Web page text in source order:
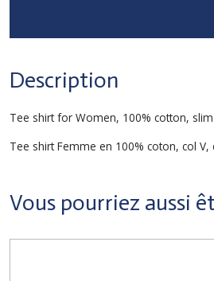
Description
Tee shirt for Women, 100% cotton,
Tee shirt Femme en 100% coton, col
Vous pourriez aussi